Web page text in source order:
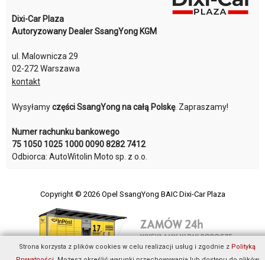
Dixi-Car Plaza
Autoryzowany Dealer SsangYong KGM
ul. Malownicza 29
02-272 Warszawa
kontakt
Wysyłamyczęści SsangYong na całą Polskę. Zapraszamy!
Numer rachunku bankowego
75 1050 1025 1000 0090 8282 7412
Odbiorca: AutoWitolin Moto sp. z o.o.
Copyright © 2026 Opel SsangYong BAIC Dixi-Car Plaza
Strona korzysta z plików cookies w celu realizacji usług i zgodnie z Polityką